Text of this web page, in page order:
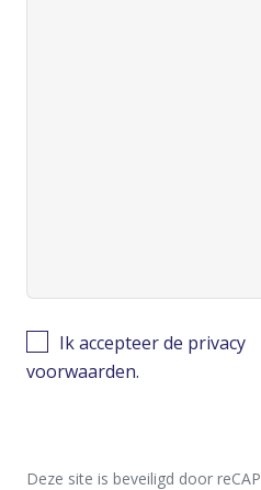
Ik accepteer de privacy
voorwaarden.
Deze site is beveiligd door